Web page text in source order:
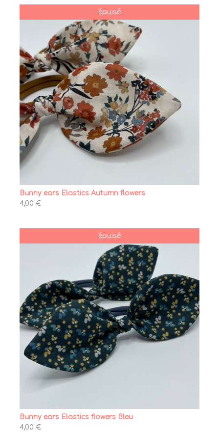
épuisé
Bunny ears Elastics Autumn flowers
4,00 €
épuisé
Bunny ears Elastics flowers Bleu
4,00 €